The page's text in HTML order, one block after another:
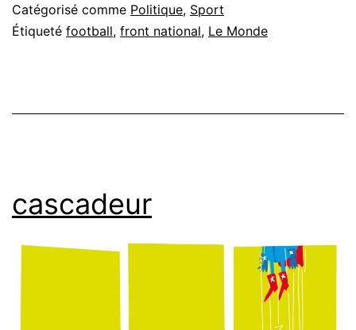
Catégorisé comme Politique, Sport
Étiqueté football, front national, Le Monde
cascadeur